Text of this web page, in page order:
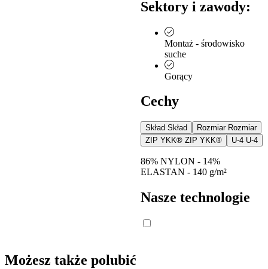
Sektory i zawody:
Montaż - środowisko
suche
Gorący
Cechy
Skład Skład Rozmiar Rozmiar
ZIP YKK® ZIP YKK® U-4 U-4
86% NYLON - 14%
ELASTAN - 140 g/m²
Nasze technologie
Możesz także polubić